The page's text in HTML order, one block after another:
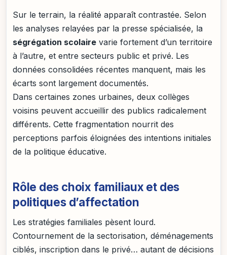
Sur le terrain, la réalité apparaît contrastée. Selon
les analyses relayées par la presse spécialisée, la
ségrégation scolaire varie fortement d’un territoire
à l’autre, et entre secteurs public et privé. Les
données consolidées récentes manquent, mais les
écarts sont largement documentés.
Dans certaines zones urbaines, deux collèges
voisins peuvent accueillir des publics radicalement
différents. Cette fragmentation nourrit des
perceptions parfois éloignées des intentions initiales
de la politique éducative.
Rôle des choix familiaux et des
politiques d’affectation
Les stratégies familiales pèsent lourd.
Contournement de la sectorisation, déménagements
ciblés, inscription dans le privé… autant de décisions